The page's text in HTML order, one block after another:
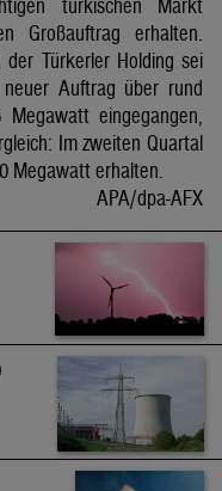
türkischen Markt
Großauftrag erhalten.
der Türkerler Holding sei
Auftrag über rund
Megawatt eingegangen,
Im zweiten Quartal
Megawatt erhalten.
APA/dpa-AFX